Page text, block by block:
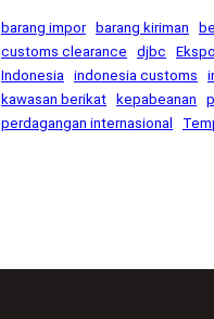
barang impor barang kiriman
customs clearance
djbc
Indonesia
indonesia customs
kawasan berikat kepabeanan
perdagangan internasional